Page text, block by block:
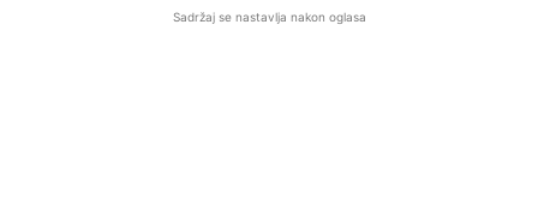
Sadržaj se nastavlja nakon oglasa